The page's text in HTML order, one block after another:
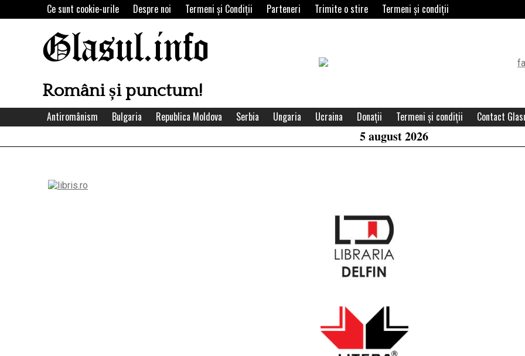
to
Ce sunt cookie-urile Despre noi Termeni şi Condiţii Parteneri Trimite o stire Termeni și condiții
Glasul.info
Români și punctum!
Header
Area
Antiromânism Bulgaria Republica Moldova Serbia Ungaria Ucraina Donații Termeni și condiții Contact
5 august 2026
Left
Asides